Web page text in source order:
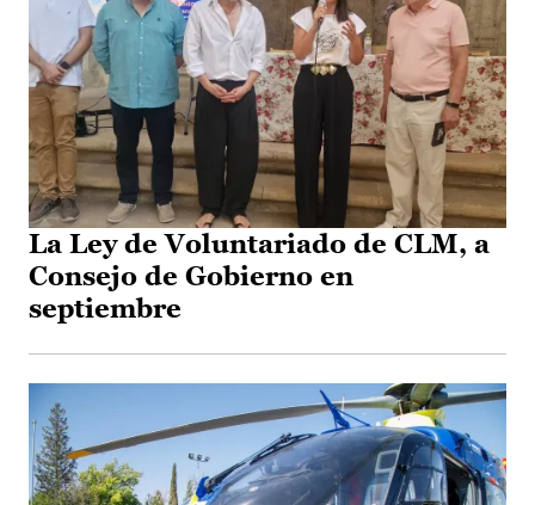
La Ley de Voluntariado de CLM, a
Consejo de Gobierno en
septiembre